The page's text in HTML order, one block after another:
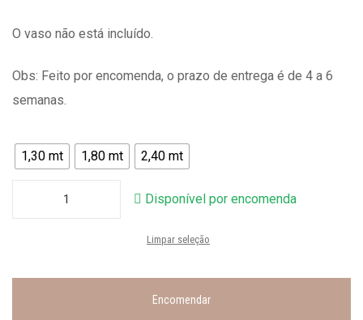
O vaso não está incluído.
Obs: Feito por encomenda, o prazo de entrega é de 4 a 6
semanas.
1,30 mt 1,80 mt 2,40 mt
Disponível por encomenda
Limpar seleção
Encomendar